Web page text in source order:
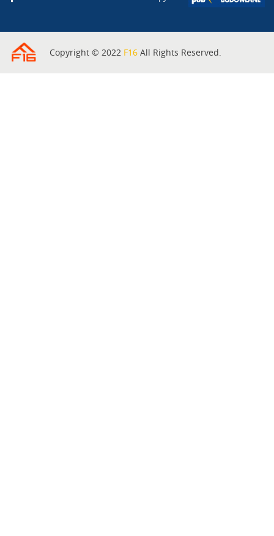
Copyright © 2022 F16 All Rights Reserved.